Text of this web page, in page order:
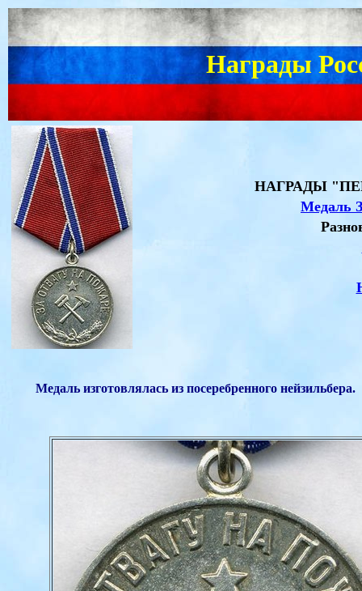
Награды
НАГРАДЫ
Медаль
Медаль изготовлялась из посеребренного нейзильбера.